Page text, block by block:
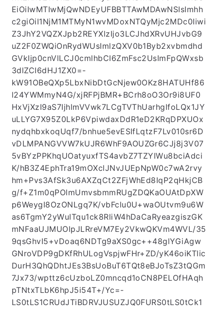
EiOiIwMTIwMjQwNDEyUFBBTTAwMDAwNSIsImhh
c2giOiI1NjM1MTMyN1wvMDoxNTQyMjc2MDc0Iiwi
Z3JhY2VQZXJpb2REYXlzIjo3LCJhdXRvUHJvbG9
uZ2F0ZWQiOnRydWUsImlzQXV0b1Byb2xvbmdhd
GVkIjp0cnVlLCJ0cmlhbCI6ZmFsc2UsImFpQWxsb
3dlZCI6dHJ1ZX0=-
kW91OBeQXp5LbxNibDtGcNjew0OKz8HATUHf86
l24YWMmyN4G/xjRFPjBMR+BCrh8oO3Or9i8UF0
HxVjXzI9aS7IjhlmVVwk7LCgTVThUarhgIfoLQx1JY
uLLYG7X95Z0LkP6VpiwdaxDdR1eD2KRqDPXUOx
nydqhbxkoqUqf7/bnhue5evESIfLqtzF7Lv010sr6D
vDLMPANGVVW7kUJR6WhF9AOUZGr6CJj8j3V07
5vBYzPPKhqUOatyuxfTS4avbZ7TZYIWu8bciAdci
K/hB3Z4EphTra19mOXclJNvJUEpNpW0c7wA2rvy
hm+Pvs3AfSk3u6AXZqCt2ZFjWhEd8IqP2qHkjCB
g/f+Z1m0qPOlmUmvsbmmRUgZDQKaOUAtDpXW
p6WeygI8OzONLgq7K/vbFclu0U+waOUtvm9u6W
as6TgmY2yWuITqu1ck8RliW4hDaCaRyeazgiszGK
mNFaaUJMUOlpJLRreVM7Ey2VkwQKVm4WVL/35
9qsGhvI5+vDoaq6NDTg9aXS0gc++48glYGiAgw
GNroVDP9gDKfRhULogVspjwFHr+ZD/yK46oiKTlic
DurH3QhQDhtJEs3BsUoBuT6TQt8eBJoTsZ3tQGm
7Jx73/wpttz6cUzboLZ0mncqd1oCN8PELOfHAqh
pTNtxTLbK6hpJ5i54T+/Yc=-
LS0tLS1CRUdJTiBDRVJUSUZJQ0FURS0tLS0tCk1